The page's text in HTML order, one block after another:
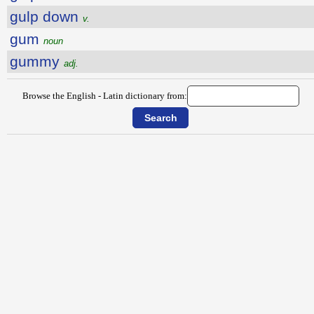
gulp down v.
gum noun
gummy adj.
Browse the English - Latin dictionary from: